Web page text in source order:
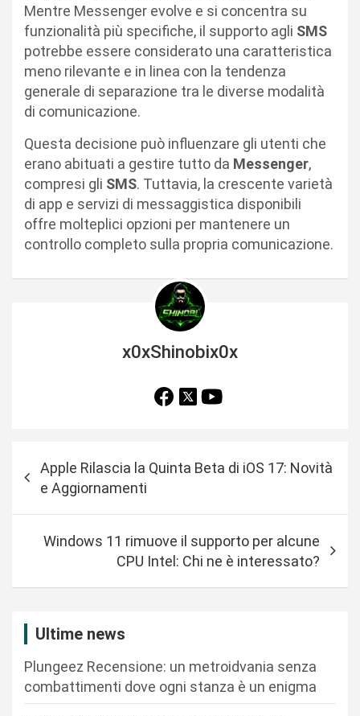
Mentre Messenger evolve e si concentra su
funzionalità più specifiche, il supporto agli SMS
potrebbe essere considerato una caratteristica
meno rilevante e in linea con la tendenza
generale di separazione tra le diverse modalità
di comunicazione.
Questa decisione può influenzare gli utenti che
erano abituati a gestire tutto da Messenger,
compresi gli SMS. Tuttavia, la crescente varietà
di app e servizi di messaggistica disponibili
offre molteplici opzioni per mantenere un
controllo completo sulla propria comunicazione.
x0xShinobix0x
a
Apple Rilascia la Quinta Beta di iOS 17: Novità
e Aggiornamenti
Windows 11 rimuove il supporto per alcune
CPU Intel: Chi ne è interessato?
Ultime news
Plungeez Recensione: un metroidvania senza
combattimenti dove ogni stanza è un enigma